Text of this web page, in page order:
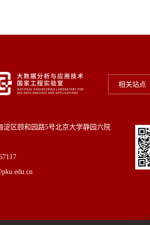
相关站点
淀区颐和园路5号北京大学静园六院